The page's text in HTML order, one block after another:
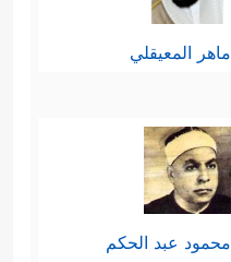
ماهر المعيقلي
محمود عبد الحكم